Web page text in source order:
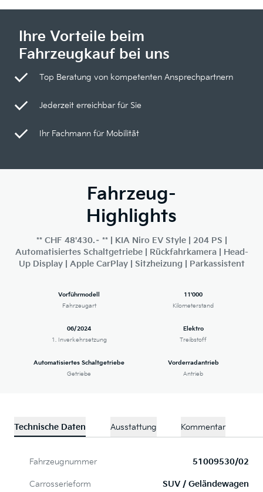
Ihre Vorteile beim
Fahrzeugkauf bei uns
Top Beratung von kompetenten Ansprechpartnern
Jederzeit erreichbar für Sie
Ihr Fachmann für Mobilität
Fahrzeug-
Highlights
** CHF 48'430.– ** | KIA Niro EV Style | 204 PS |
Automatisiertes Schaltgetriebe | Rückfahrkamera | Head-
Up Display | Apple CarPlay | Sitzheizung | Parkassistent
Vorführmodell
Fahrzeugart
11'000
Kilometerstand
06/2024
1. Inverkehrsetzung
Elektro
Treibstoff
Automatisiertes Schaltgetriebe
Getriebe
Vorderradantrieb
Antrieb
Technische Daten Ausstattung Kommentar
Fahrzeugnummer 51009530/02
Carrosserieform SUV / Geländewagen